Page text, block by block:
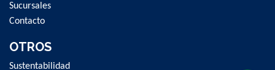
Sucursales
Contacto
OTROS
Sustentabilidad